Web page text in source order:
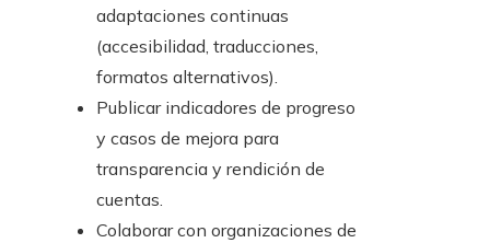
adaptaciones continuas
(accesibilidad, traducciones,
formatos alternativos).
Publicar indicadores de progreso
y casos de mejora para
transparencia y rendición de
cuentas.
Colaborar con organizaciones de